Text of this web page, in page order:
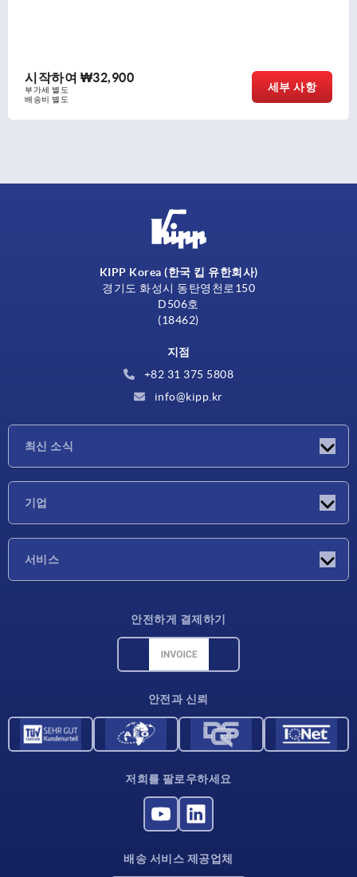
시작하여 ₩32,900
부가세 별도
배송비 별도
세부 사항
KIPP Korea (한국 킵 유한회사)
경기도 화성시 동탄영천로150
D506호
(18462)
지점
+82 31 375 5808
info@kipp.kr
최신 소식
기업
서비스
안전하게 결제하기
안전과 신뢰
저희를 팔로우하세요
배송 서비스 제공업체